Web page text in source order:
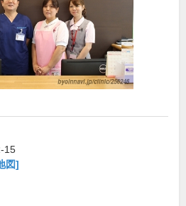
15
図]